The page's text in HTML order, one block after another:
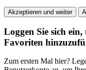
Akzeptieren und weiter
Loggen Sie sich
Favoriten
Zum ersten Mal hier?